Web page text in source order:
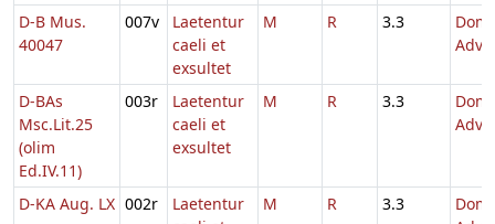
D-B Mus.
40047
007v
Laetentur
caeli et
exsultet
M R 3.3
D-BAs
Msc.Lit.25
(olim
Ed.IV.11)
003r
Laetentur
caeli et
exsultet
M R 3.3
D-KA Aug. LX 002r
Laetentur
M R 3.3